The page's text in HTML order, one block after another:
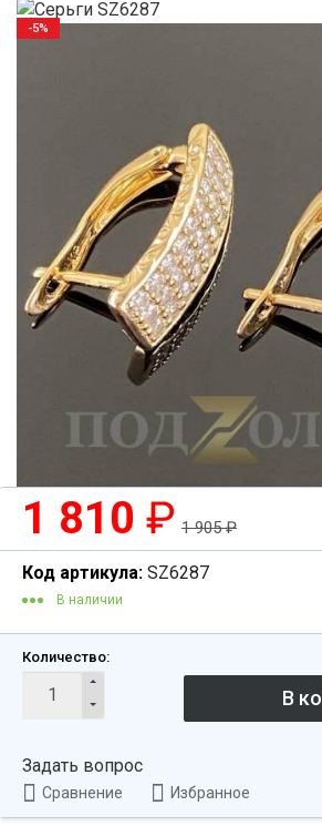
-5%
1 810 ₽ 1 905₽
Код артикула: SZ6287
В наличии
Количество:
Задать вопрос
Сравнение Избранное